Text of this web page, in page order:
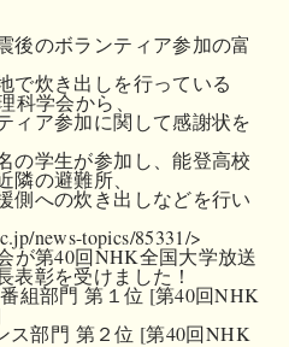
のボランティア参加の富
炊き出しを行っている
科学会から、
ィア参加に関して感謝状を
の学生が参加し、能登高校
隣の避難所、
への炊き出しなどを行い
news-topics/85331/>
が第40回NHK全国大学放送
表彰を受けました！
組部門 第１位 [第40回NHK
部門 第２位 [第40回NHK